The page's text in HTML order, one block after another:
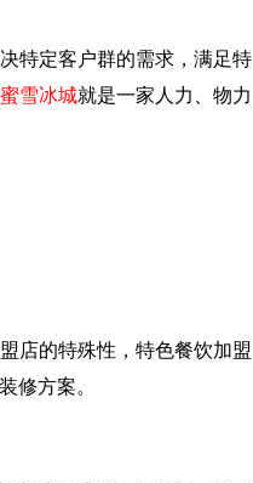
特定客户群的需求，满足特
蜜雪冰城就是一家人力、物力
店的特殊性，特色餐饮加盟
修方案。